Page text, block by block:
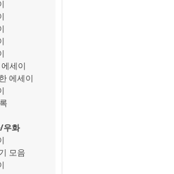
세이
에세이
우화
모음